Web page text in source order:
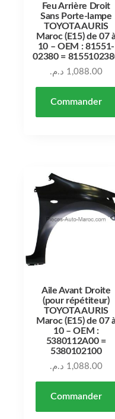
Feu Arrière Droit
Sans Porte-lampe
TOYOTA AURIS
Maroc (E15) de 07
10 – OEM : 81551-
02380 =
1,088.00 د.م.
Commander
Aile Avant Droite
(pour répétiteur)
TOYOTA AURIS
Maroc (E15) de 07
10 – OEM :
5380112A00 =
5380102100
1,088.00 د.م.
Commander